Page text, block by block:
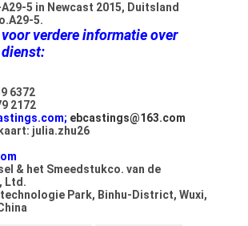
5 in Newcast 2015, Duitsland
5.
verdere informatie over
6372
2172
ebcastings@163.com
julia.zhu26
& het Smeedstukco. van de
Ltd.
Park, Binhu-District, Wuxi,